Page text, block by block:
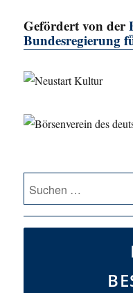
Gefördert von der
Bundesregierung
Suche
nach: